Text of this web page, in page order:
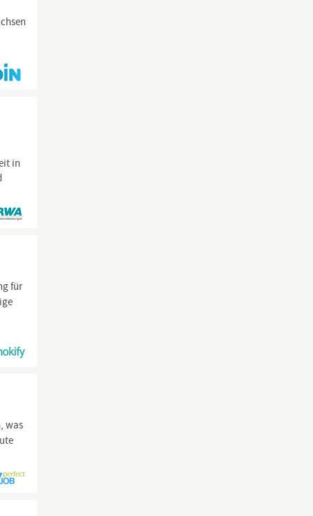
in
für
was